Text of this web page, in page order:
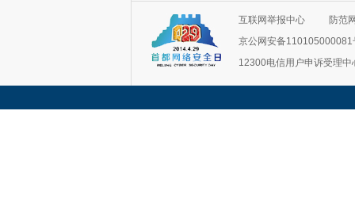
互联网举报中心
防范
京公网安备110105000081
12300电信用户申诉受理中